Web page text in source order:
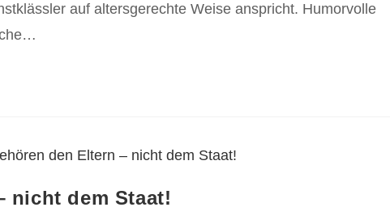
auf altersgerechte Weise anspricht. Humorvolle
nicht dem Staat!